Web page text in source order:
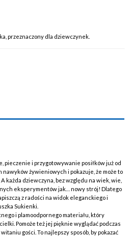
przeznaczony dla dziewczynek.
pieczenie i przygotowywanie posiłków już od
nawyków żywieniowych i pokazuje, że może to
każda dziewczyna, bez względu na wiek, wie,
eksperymentów jak… nowy strój! Dlatego
z radości na widok eleganckiego i
Sukienki.
i plamoodpornego materiału, który
Pomoże też jej pięknie wyglądać podczas
gości. To najlepszy sposób, by pokazać